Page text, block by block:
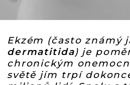
Ekzém (často známý
dermatitida) je
chronickým
světě jím trpí